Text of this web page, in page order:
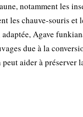
notamment les
les chauve-souris et
Agave
due à la
aider à préserver